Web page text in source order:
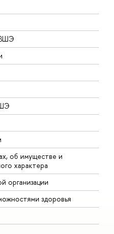
об имуществе и
характера
организации
здоровья